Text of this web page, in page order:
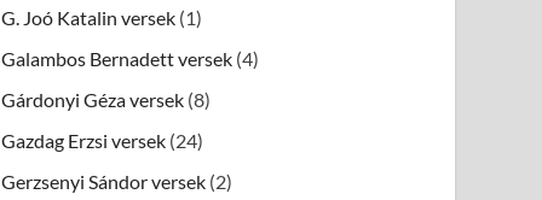
G. Joó Katalin versek (1)
Galambos Bernadett versek (4)
Gárdonyi Géza versek (8)
Gazdag Erzsi versek (24)
Gerzsenyi Sándor versek (2)